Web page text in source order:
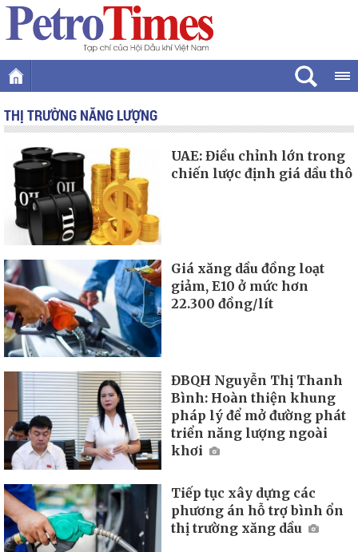
THỊ TRƯỜNG NĂNG LƯỢNG
UAE: Điều chỉnh lớn trong
chiến lược định giá dầu thô
Giá xăng dầu đồng loạt
giảm, E10 ở mức hơn
22.300 đồng/lít
ĐBQH Nguyễn Thị Thanh
Bình: Hoàn thiện khung
pháp lý để mở đường phát
triển năng lượng ngoài
khơi
Tiếp tục xây dựng các
phương án hỗ trợ bình ổn
thị trường xăng dầu